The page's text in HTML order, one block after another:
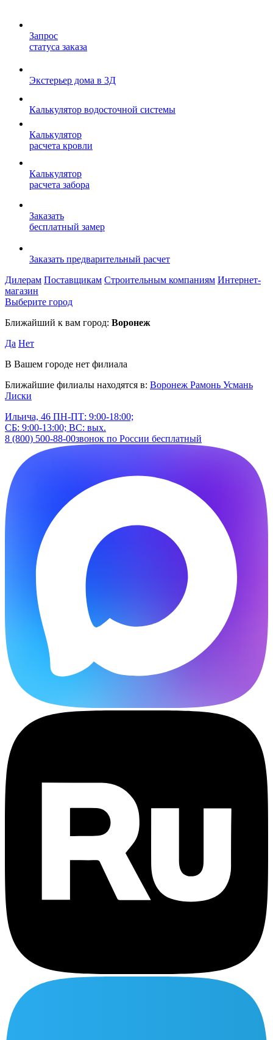
Запрос
статуса заказа
Экстерьер дома в 3Д
Калькулятор водосточной системы
Калькулятор
расчета кровли
Калькулятор
расчета забора
Заказать
бесплатный замер
Заказать предварительный расчет
Дилерам Поставщикам Строительным компаниям Интернет-
магазин
Выберите город
Ближайший к вам город: Воронеж
Да Нет
В Вашем городе нет филиала
Ближайшие филиалы находятся в: Воронеж Рамонь Усмань
Лиски
Ильича, 46 ПН-ПТ: 9:00-18:00;
СБ: 9:00-13:00; ВС: вых.
8 (800) 500-88-00звонок по России бесплатный